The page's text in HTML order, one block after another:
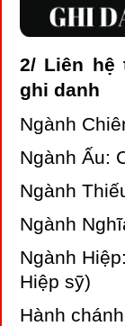
2/ Liên hệ
ghi danh
Ngành
Ngành Ấu:
Ngành
Ngành
Ngành
Hiệp sỹ)
Hành